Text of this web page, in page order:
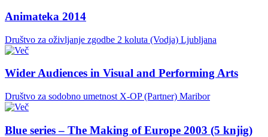
Animateka 2014
Društvo za oživljanje zgodbe 2 koluta (Vodja) Ljubljana
Wider Audiences in Visual and Performing Arts
Društvo za sodobno umetnost X-OP (Partner) Maribor
Blue series – The Making of Europe 2003 (5 knjig)